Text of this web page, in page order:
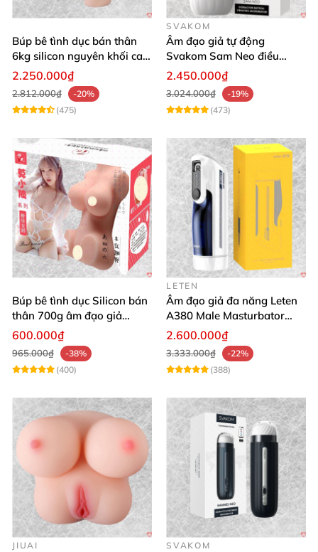
Búp bê tình dục bán thân
6kg silicon nguyên khối cao
cấp giá rẻ
2.250.000₫
2.812.000₫
-20%
(475)
SVAKOM
Âm đạo giả tự động
Svakom Sam Neo điều
khiển qua app webcam cao
2.450.000₫
3.024.000₫
-19%
(473)
Búp bê tình dục Silicon bán
thân 700g âm đạo giả
nguyên khối giống thật
600.000₫
965.000₫
-38%
(400)
LETEN
Âm đạo giả đa năng Leten
A380 Male Masturbator
Version 4
2.600.000₫
3.333.000₫
-22%
(388)
JIUAI SVAKOM